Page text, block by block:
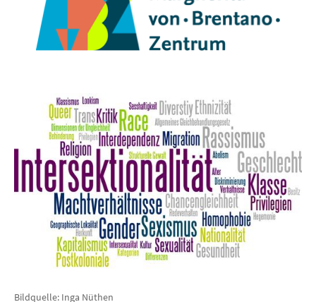
Bildquelle: Inga Nüthen